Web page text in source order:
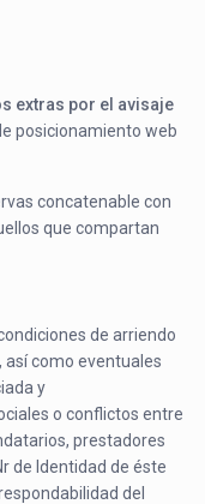
extras por el avisaje
posicionamiento web
concatenable con
que compartan
de arriendo
así como eventuales
y
o conflictos entre
prestadores
de Identidad de éste
del